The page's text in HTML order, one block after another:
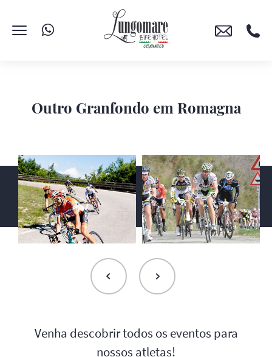
Outro Granfondo em Romagna
Venha descobrir todos os eventos para
nossos atletas!